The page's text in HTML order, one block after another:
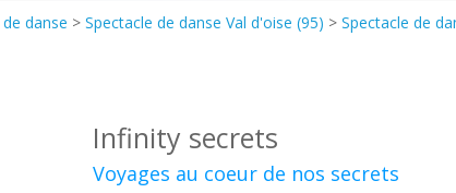
danse > Spectacle de danse Val d'oise (95) > Spectacle de
Infinity secrets
Voyages au coeur de nos secrets